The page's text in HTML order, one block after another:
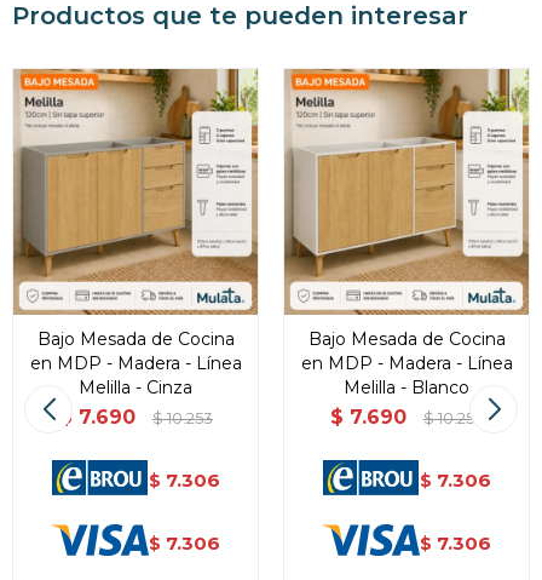
Productos que te pueden interesar
Bajo Mesada de Cocina
en MDP - Madera - Línea
Melilla - Cinza
$ 7.690 $ 10.253
$ 7.306
$ 7.306
Bajo Mesada de Cocina
en MDP - Madera - Línea
Melilla - Blanco
$ 7.690 $ 10.253
$ 7.306
$ 7.306